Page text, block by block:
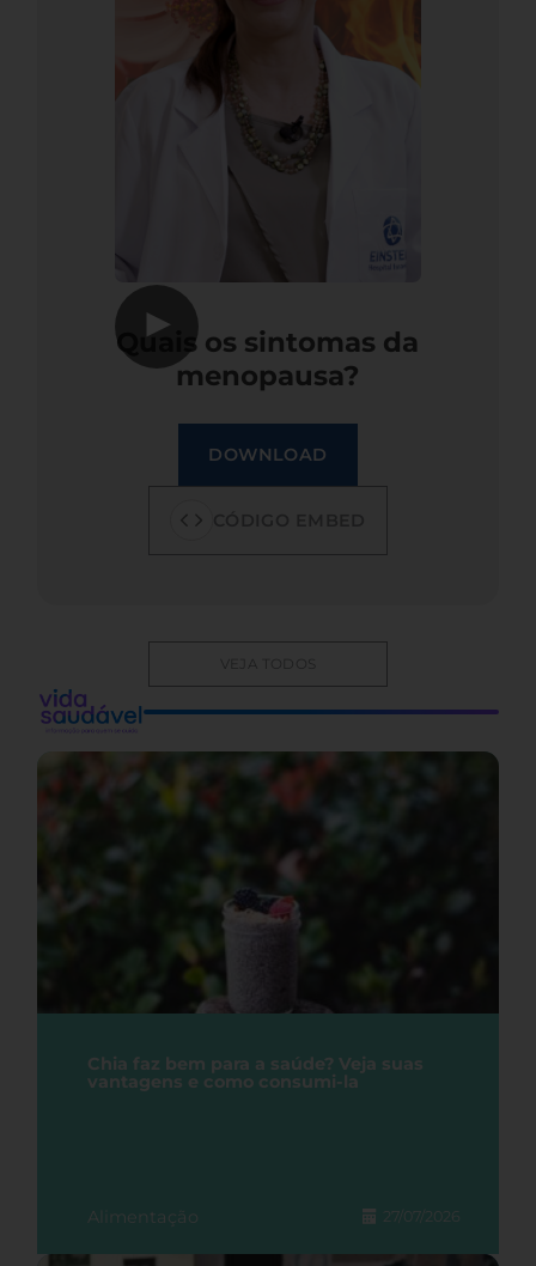
▶
Quais os sintomas da
menopausa?
DOWNLOAD
VEJA TODOS
Chia faz bem para a saúde? Veja suas
vantagens e como consumi-la
Alimentação 27/07/2026